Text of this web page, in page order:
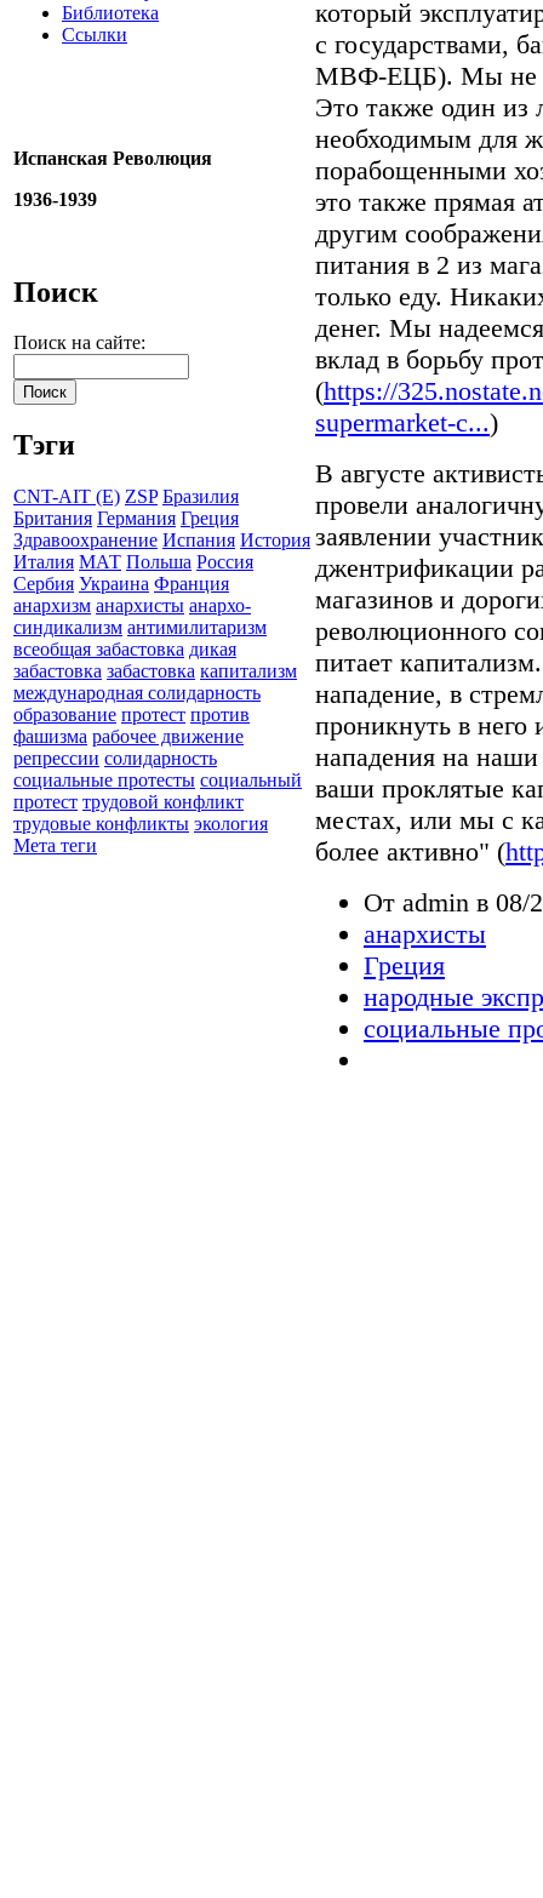
Библиотека
Ссылки
Испанская Революция
1936-1939
Поиск
Поиск на сайте:
Тэги
CNT-AIT (E) ZSP Бразилия
Британия Германия Греция
Здравоохранение Испания История
Италия МАТ Польша Россия
Сербия Украина Франция
анархизм анархисты анархо-
синдикализм антимилитаризм
всеобщая забастовка дикая
забастовка забастовка капитализм
международная солидарность
образование протест против
фашизма рабочее движение
репрессии солидарность
социальные протесты социальный
протест трудовой конфликт
трудовые конфликты экология
Мета теги
который
с государствами,
МВФ-ЕЦБ). Мы не
Это также один из
необходимым для
порабощенными
это также прямая
другим
питания в 2 из
только еду.
денег. Мы
вклад в борьбу
(https://
supermarket-c...)
В августе
провели
заявлении
джентрификации
магазинов и
революционного
питает
нападение, в
проникнуть в него
нападения на
ваши проклятые
местах, или мы с
более активно" (
От admin в 08/
анархисты
Греция
народные
социальные